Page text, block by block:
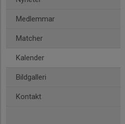
Medlemmar
Matcher
Kalender
Bildgalleri
Kontakt